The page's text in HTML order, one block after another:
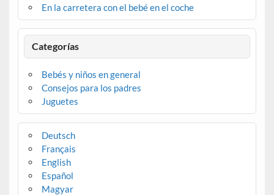
En la carretera con el bebé en el coche
Categorías
Bebés y niños en general
Consejos para los padres
Juguetes
Deutsch
Français
English
Español
Magyar